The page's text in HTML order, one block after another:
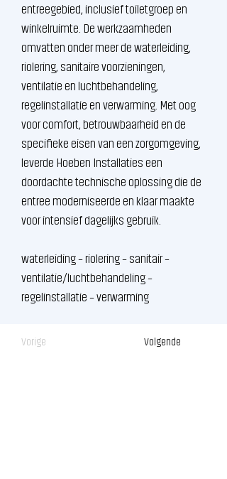
entreegebied, inclusief toiletgroep en
winkelruimte. De werkzaamheden
omvatten onder meer de waterleiding,
riolering, sanitaire voorzieningen,
ventilatie en luchtbehandeling,
regelinstallatie en verwarming. Met oog
voor comfort, betrouwbaarheid en de
specifieke eisen van een zorgomgeving,
leverde Hoeben Installaties een
doordachte technische oplossing die de
entree moderniseerde en klaar maakte
voor intensief dagelijks gebruik.
waterleiding – riolering – sanitair –
ventilatie/luchtbehandeling –
regelinstallatie – verwarming
Vorige Volgende